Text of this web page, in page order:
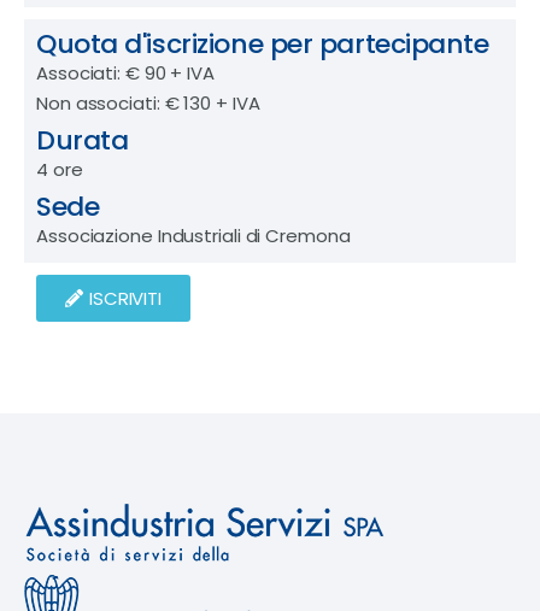
Quota d'iscrizione per partecipante
Associati: € 90 + IVA
Non associati: € 130 + IVA
Durata
4 ore
Sede
Associazione Industriali di Cremona
ISCRIVITI